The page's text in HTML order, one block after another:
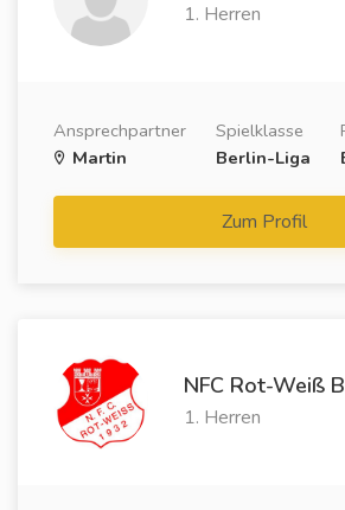
1. Herren
Ansprechpartner
Martin
Spielklasse
Berlin-Liga
Zum Profil
NFC Rot-Weiß
1. Herren